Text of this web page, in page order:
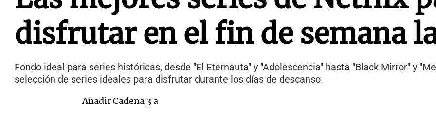
disfrutar en el fin de semana
Fondo ideal para series históricas, desde "El Eternauta" y "Adolescencia" hasta "Black Mirror" y
selección de series ideales para disfrutar durante los días de descanso.
Añadir Cadena 3 a